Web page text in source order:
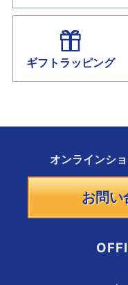
ギフトラッピング
オンラインシ
お問い